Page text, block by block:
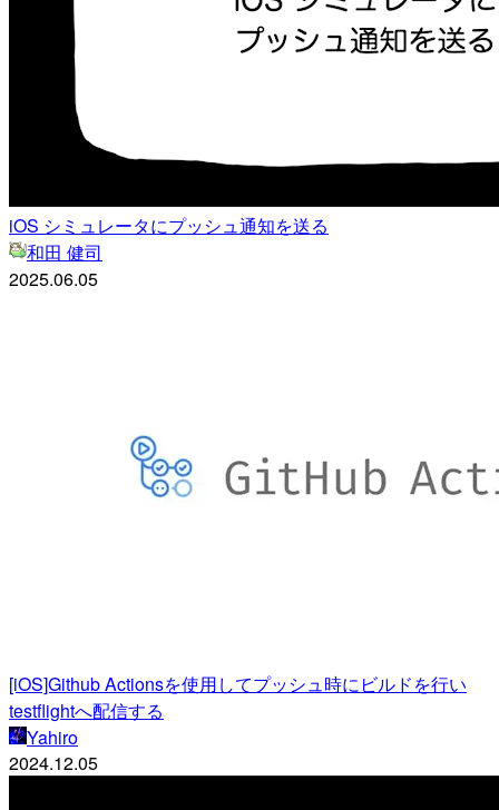
iOS シミュレータにプッシュ通知を送る
和田 健司
2025.06.05
[iOS]Github Actionsを使用してプッシュ時にビルドを行い
testflightへ配信する
Yahiro
2024.12.05